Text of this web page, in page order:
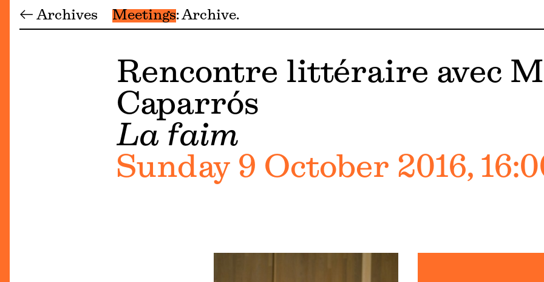
← Archives Meetings Archive
Rencontre littéraire avec
Caparrós
La faim
Sunday 9 October 2016,